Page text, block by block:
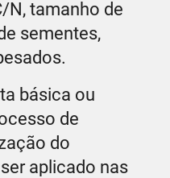
N, tamanho de
sementes,
básica ou
de
do
aplicado nas